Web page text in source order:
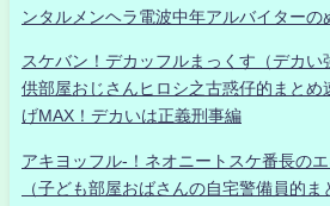
ンタルメンヘラ電波中年アルバイターの
スケバン！デカッフルまっくす（デカ
供部屋おじさんヒロシ之古惑仔的まとめ
げMAX！デカいは正義刑事編
アキヨッフル-！ネオニートスケ番長の
（子ども部屋おばさんの自宅警備員的ま